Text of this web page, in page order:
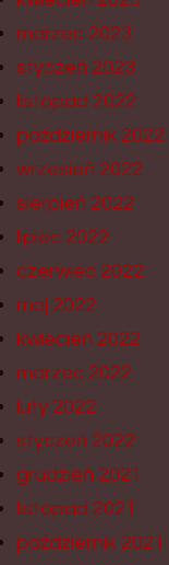
marzec 2023
styczeń 2023
listopad 2022
październik 2022
wrzesień 2022
sierpień 2022
lipiec 2022
czerwiec 2022
maj 2022
kwiecień 2022
marzec 2022
luty 2022
styczeń 2022
grudzień 2021
listopad 2021
październik 2021